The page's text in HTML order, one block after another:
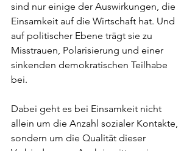
sind nur einige der Auswirkungen, die
Einsamkeit auf die Wirtschaft hat. Und
auf politischer Ebene trägt sie zu
Misstrauen, Polarisierung und einer
sinkenden demokratischen Teilhabe
bei.
Dabei geht es bei Einsamkeit nicht
allein um die Anzahl sozialer Kontakte,
sondern um die Qualität dieser